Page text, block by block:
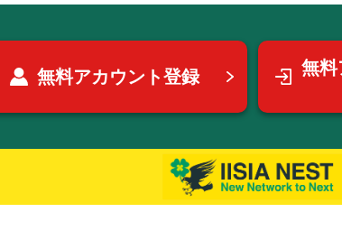
無料アカウント登録
無料